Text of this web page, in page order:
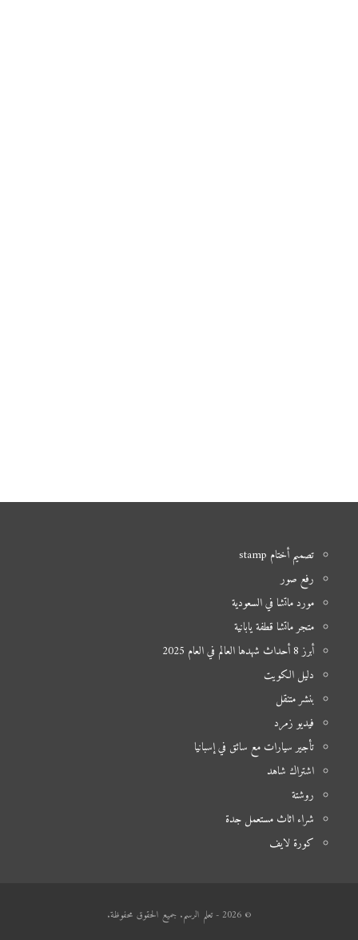
تصميم أختام stamp
رفع صور
مورد ماتشا في السعودية
متجر ماتشا قطفة يابانية
أبرز 8 أحداث شهدها العالم في العام 2025
دليل الكويت
بنشر متنقل
فيديو زمرد
تأجير سيارات مع سائق في إسبانيا
اشتراك شاهد
روشتة
شراء اثاث مستعمل جدة
كورة لايف
© 2026 - تعلم الرسم. جميع الحقوق محفوظة.